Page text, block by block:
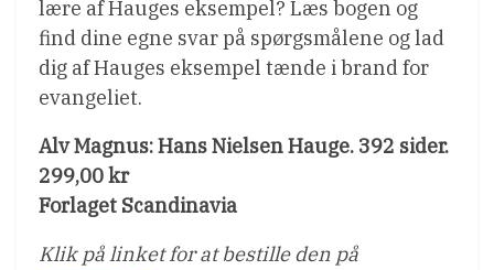
lære af Hauges eksempel? Læs bogen og
find dine egne svar på spørgsmålene og lad
dig af Hauges eksempel tænde i brand for
evangeliet.
Alv Magnus: Hans Nielsen Hauge. 392 sider.
299,00 kr
Forlaget Scandinavia
Klik på linket for at bestille den på